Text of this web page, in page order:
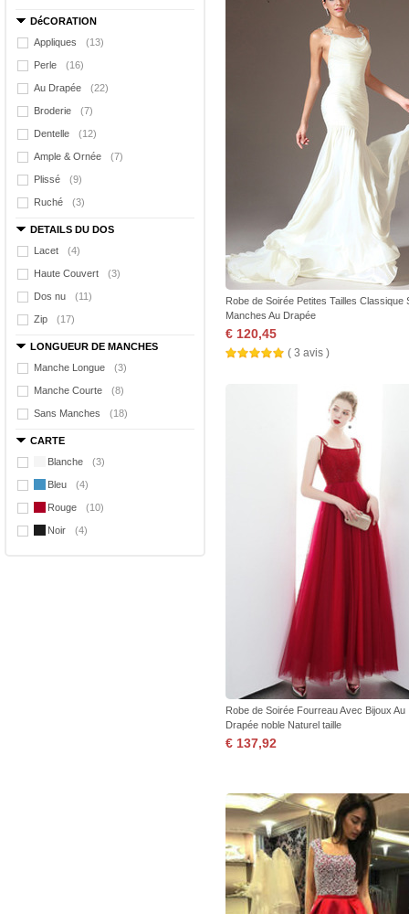
DéCORATION
Appliques
(13)
Perle (16)
Au Drapée (22)
Broderie (7)
Dentelle (12)
Ample & Ornée (7)
Plissé (9)
Ruché (3)
DETAILS DU DOS
Lacet
(4)
Haute Couvert (3)
Dos nu (11)
Zip (17)
LONGUEUR DE MANCHES
Manche Longue
(3)
Manche Courte (8)
Sans Manches (18)
CARTE
Blanche
(3)
Bleu (4)
Rouge (10)
Noir (4)
Robe de Soirée Petites Tailles Classique
Manches Au Drapée
€ 120,45
( 3 avis )
Robe de Soirée Fourreau Avec Bijoux Au
Drapée noble Naturel taille
€ 137,92